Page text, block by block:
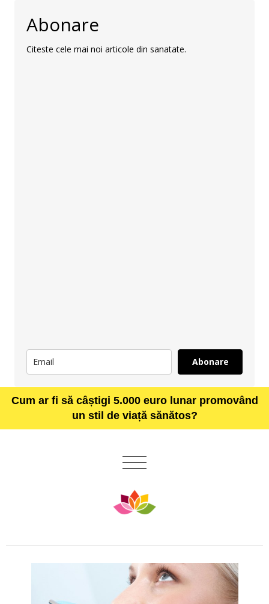
Abonare
Citeste cele mai noi articole din sanatate.
Abonare
Cum ar fi să câștigi 5.000 euro lunar promovând
un stil de viață sănătos?